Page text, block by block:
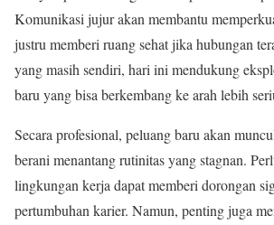
Komunikasi jujur akan membantu
justru memberi ruang sehat jika hubungan
yang masih sendiri, hari ini mendukung
baru yang bisa berkembang ke arah lebih
Secara profesional, peluang baru akan
berani menantang rutinitas yang stagnan.
lingkungan kerja dapat memberi dorongan
pertumbuhan karier. Namun, penting juga